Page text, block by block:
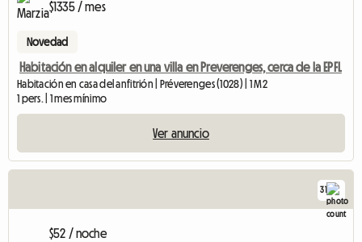
$1335 / mes
Novedad
Habitación en alquiler en una villa en Preverenges, cerca de la EPFL
Habitación en casa del anfitrión | Préverenges (1028) | 1 M2
1 pers. | 1 mes mínimo
Ver anuncio
31
$52 / noche